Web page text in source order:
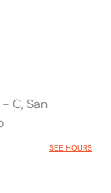
C, San
SEE HOURS